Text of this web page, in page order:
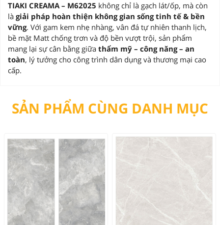
TIAKI CREAMA – M62025 không chỉ là gạch lát/ốp, mà còn
là giải pháp hoàn thiện không gian sống tinh tế & bền
vững. Với gam kem nhẹ nhàng, vân đá tự nhiên thanh lịch,
bề mặt Matt chống trơn và độ bền vượt trội, sản phẩm
mang lại sự cân bằng giữa thẩm mỹ – công năng – an
toàn, lý tưởng cho công trình dân dụng và thương mại cao
cấp.
SẢN PHẨM CÙNG DANH MỤC